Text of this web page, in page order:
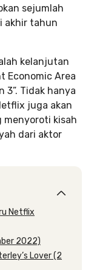
sejumlah
akhir tahun
kelanjutan
Economic Area
3”. Tidak hanya
juga akan
menyoroti kisah
dari aktor
Netflix
2022)
Lover (2